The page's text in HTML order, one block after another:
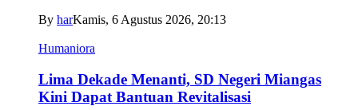
By harKamis, 6 Agustus 2026, 20:13
Humaniora
Lima Dekade Menanti, SD Negeri Miangas
Kini Dapat Bantuan Revitalisasi